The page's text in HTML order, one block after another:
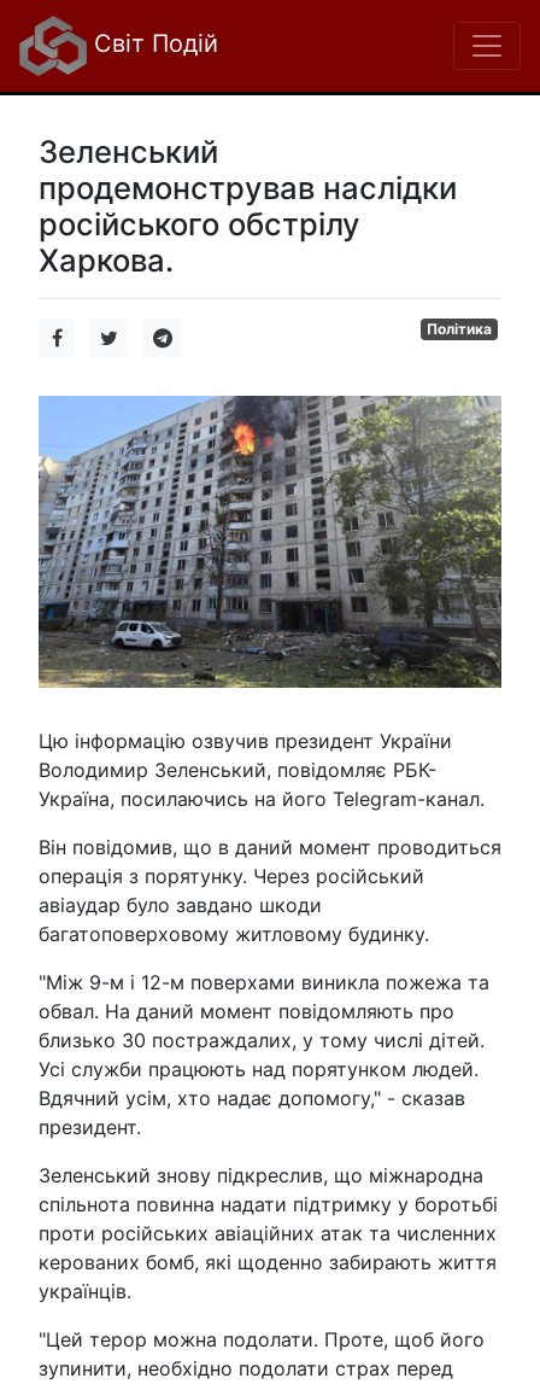
Світ Подій
Зеленський
продемонстрував наслідки
російського обстрілу
Харкова.
Політика
Цю інформацію озвучив президент України
Володимир Зеленський, повідомляє РБК-
Україна, посилаючись на його Telegram-канал.
Він повідомив, що в даний момент проводиться
операція з порятунку. Через російський
авіаудар було завдано шкоди
багатоповерховому житловому будинку.
"Між 9-м і 12-м поверхами виникла пожежа та
обвал. На даний момент повідомляють про
близько 30 постраждалих, у тому числі дітей.
Усі служби працюють над порятунком людей.
Вдячний усім, хто надає допомогу," - сказав
президент.
Зеленський знову підкреслив, що міжнародна
спільнота повинна надати підтримку у боротьбі
проти російських авіаційних атак та численних
керованих бомб, які щоденно забирають життя
українців.
"Цей терор можна подолати. Проте, щоб його
зупинити, необхідно подолати страх перед